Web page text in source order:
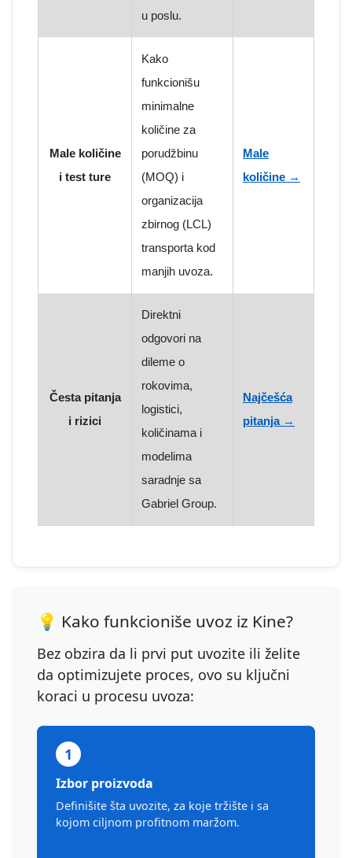
u poslu.
Male količine
i test ture
Kako
funkcionišu
minimalne
količine za
porudžbinu
(MOQ) i
organizacija
zbirnog (LCL)
transporta kod
manjih uvoza.
Male
količine →
Česta pitanja
i rizici
Direktni
odgovori na
dileme o
rokovima,
logistici,
količinama i
modelima
saradnje sa
Gabriel Group.
Najčešća
pitanja →
💡 Kako funkcioniše uvoz iz Kine?
Bez obzira da li prvi put uvozite ili želite
da optimizujete proces, ovo su ključni
koraci u procesu uvoza:
1
Izbor proizvoda
Definišite šta uvozite, za koje tržište i sa
kojom ciljnom profitnom maržom.